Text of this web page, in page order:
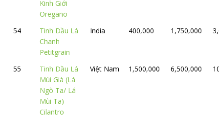
Kinh Giới
Oregano
54
Tinh Dầu Lá
Chanh
Petitgrain
India 400,000 1,750,000
55
Tinh Dầu Lá
Mùi Già (Lá
Ngò Ta/ Lá
Mùi Ta)
Cilantro
Việt Nam 1,500,000 6,500,000